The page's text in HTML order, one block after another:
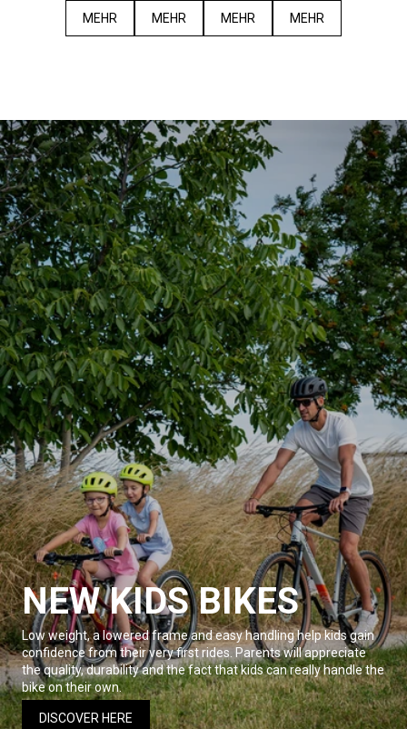
MEHR MEHR MEHR MEHR
NEW KIDS BIKES
Low weight, a lowered frame and easy handling help kids gain
confidence from their very first rides. Parents will appreciate
the quality, durability and the fact that kids can really handle the
bike on their own.
DISCOVER HERE